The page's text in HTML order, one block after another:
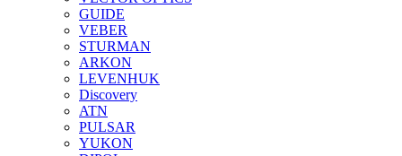
GUIDE
VEBER
STURMAN
ARKON
LEVENHUK
Discovery
ATN
PULSAR
YUKON